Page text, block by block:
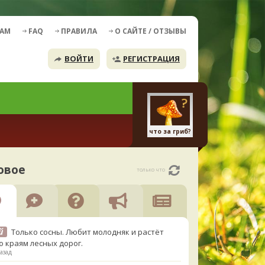
FAQ ПРАВИЛА О САЙТЕ / ОТЗЫВЫ
ВОЙТИ РЕГИСТРАЦИЯ
что за гриб?
только что
Только сосны. Любит молодняк и растёт
краям лесных дорог.